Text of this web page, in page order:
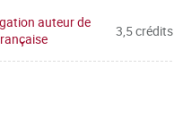
auteur de
3,5 crédits